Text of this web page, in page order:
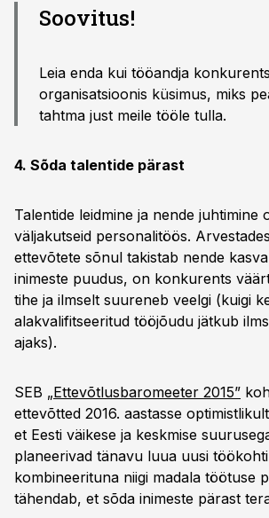
Soovitus!
Leia enda kui tööandja
organisatsioonis küsimus, miks
tahtma just meile tööle tulla.
4. Sõda talentide pärast
Talentide leidmine ja nende juhtimine
väljakutseid personalitöös.
ettevõtete sõnul takistab nende
inimeste puudus, on konkurents
tihe ja ilmselt suureneb veelgi (kuigi
alakvalifitseeritud tööjõudu jätkub
ajaks).
SEB „Ettevõtlusbaromeeter 2015”
ettevõtted 2016. aastasse
et Eesti väikese ja keskmise
planeerivad tänavu luua uusi
kombineerituna niigi madala töötuse
tähendab, et sõda inimeste pärast